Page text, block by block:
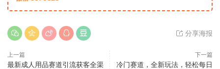
分享海报
上一篇
最新成人用品赛道引流获客全渠
下一篇
冷门赛道，全新玩法，轻松每日